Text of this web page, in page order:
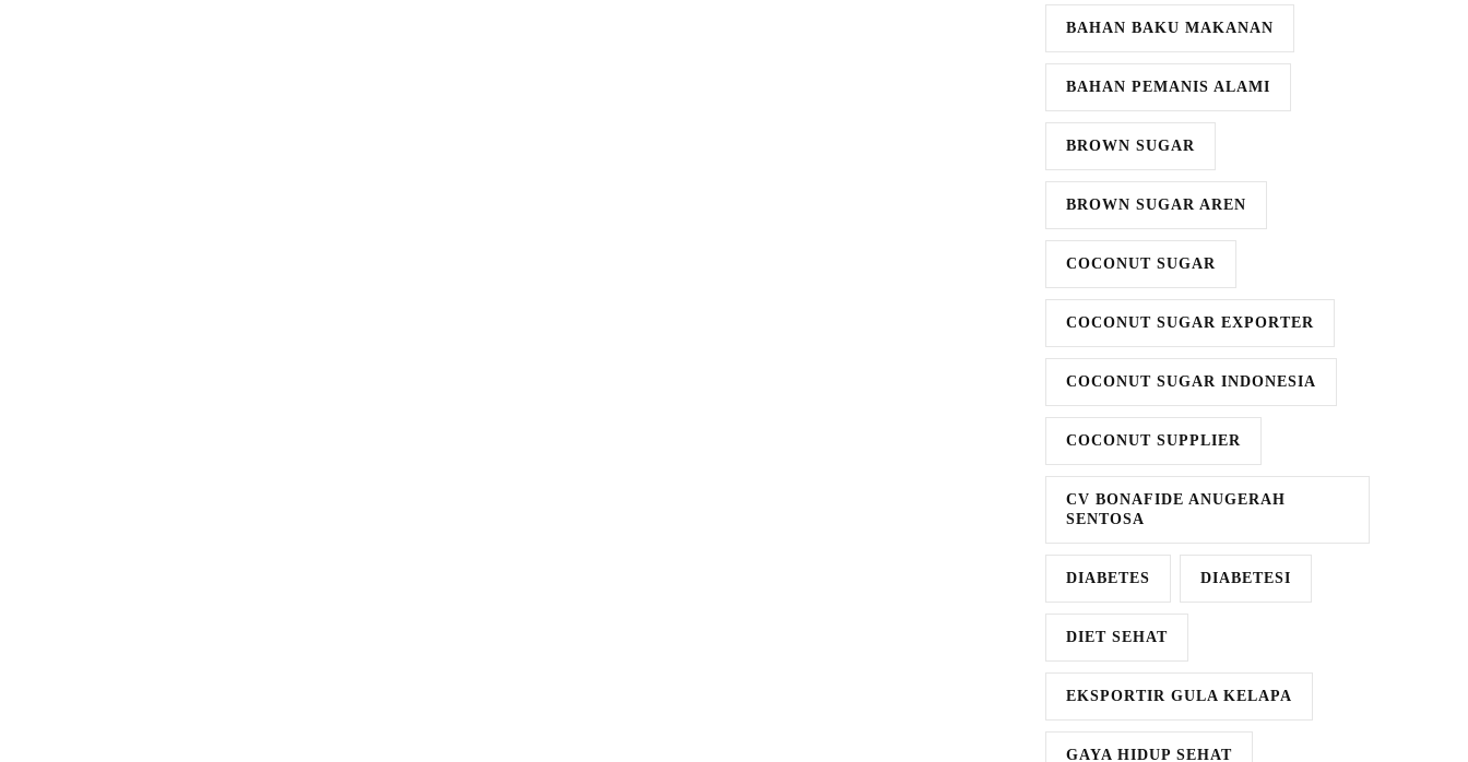
BAHAN BAKU MAKANAN
BAHAN PEMANIS ALAMI
BROWN SUGAR
BROWN SUGAR AREN
COCONUT SUGAR
COCONUT SUGAR EXPORTER
COCONUT SUGAR INDONESIA
COCONUT SUPPLIER
CV BONAFIDE ANUGERAH
SENTOSA
DIABETES DIABETESI
DIET SEHAT
EKSPORTIR GULA KELAPA
GAYA HIDUP SEHAT